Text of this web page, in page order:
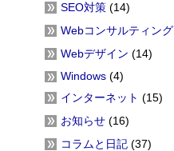
SEO対策 (14)
Webコンサルティング
Webデザイン (14)
Windows (4)
インターネット (15)
お知らせ (16)
コラムと日記 (37)